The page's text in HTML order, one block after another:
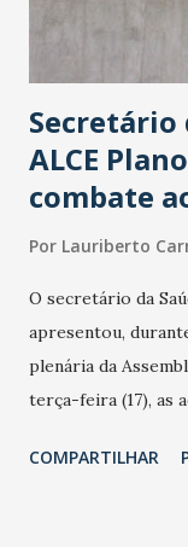
Secretário
ALCE
combate
Por Lauriberto
O secretário da
apresentou,
plenária da
terça-feira (17), as
adotadas pelo
COMPARTILHAR